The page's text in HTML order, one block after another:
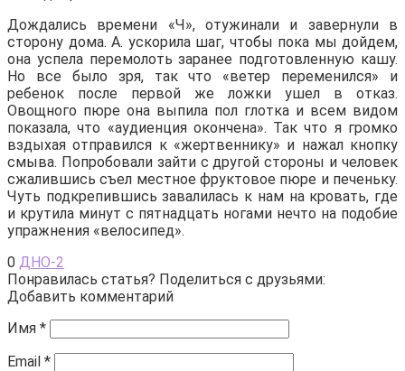
Дождались времени «Ч», отужинали и завернули в
сторону дома. А. ускорила шаг, чтобы пока мы дойдем,
она успела перемолоть заранее подготовленную кашу.
Но все было зря, так что «ветер переменился» и
ребенок после первой же ложки ушел в отказ.
Овощного пюре она выпила пол глотка и всем видом
показала, что «аудиенция окончена». Так что я громко
вздыхая отправился к «жертвеннику» и нажал кнопку
смыва. Попробовали зайти с другой стороны и человек
сжалившись съел местное фруктовое пюре и печеньку.
Чуть подкрепившись завалилась к нам на кровать, где
и крутила минут с пятнадцать ногами нечто на подобие
упражнения «велосипед».
0 ДНО-2
Понравилась статья? Поделиться с друзьями:
Добавить комментарий
Имя *
Email *